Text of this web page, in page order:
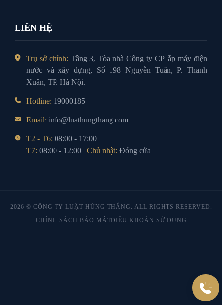
LIÊN HỆ
Trụ sở chính: Tầng 3, Tòa nhà Công ty CP lắp máy điện
nước và xây dựng, Số 198 Nguyễn Tuân, P. Thanh
Xuân, TP. Hà Nội.
Hotline: 19000185
Email: info@luathungthang.com
T2 - T6: 08:00 - 17:00
T7: 08:00 - 12:00 |Chủ nhật:Đóng cửa
CHÍNH SÁCH BẢO MẬTĐIỀU KHOẢN SỬ DỤNG
2026 © CÔNG TY LUẬT HÙNG THẮNG. ALL RIGHTS RESERVED.